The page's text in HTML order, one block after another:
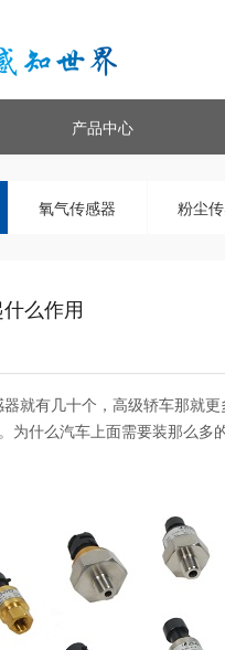
产品中心
氧气传感器 粉尘
么作用
就有几十个，高级轿车那就
为什么汽车上面需要装那么